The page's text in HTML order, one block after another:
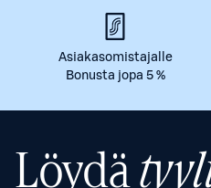
Asiakasomistajalle
Bonusta jopa 5 %
Löydä